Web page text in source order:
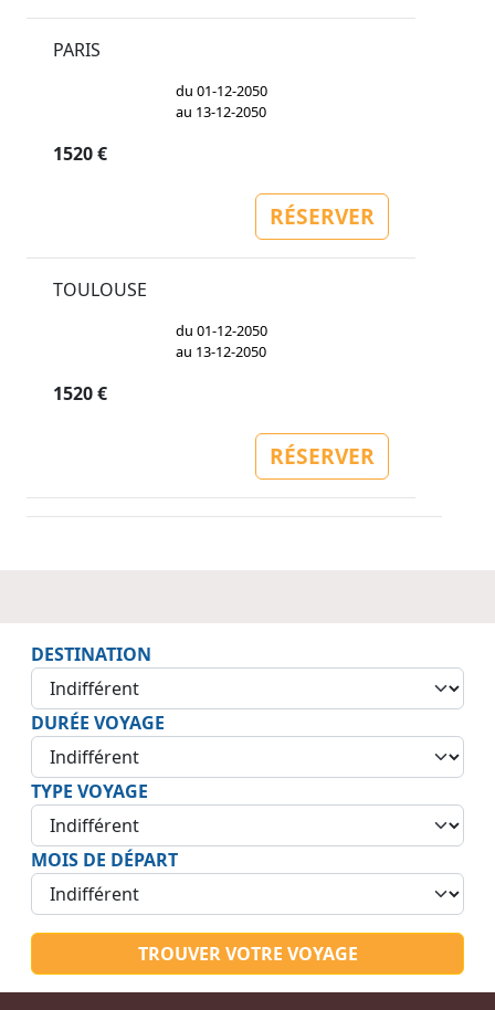
PARIS
du 01-12-2050
au 13-12-2050
1520 €
RÉSERVER
TOULOUSE
du 01-12-2050
au 13-12-2050
1520 €
RÉSERVER
DESTINATION
DURÉE VOYAGE
TYPE VOYAGE
MOIS DE DÉPART
TROUVER VOTRE VOYAGE